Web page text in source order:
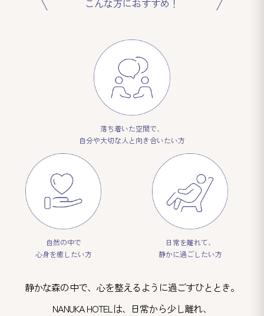
落ち着いた空間で、
自分や大切な人と向き合いたい方
自然の中で
心身を癒したい方
日常を離れて、
静かに過ごしたい方
静かな森の中で、心を整えるように過ごすひととき。
NANUKA HOTELは、日常から少し離れ、